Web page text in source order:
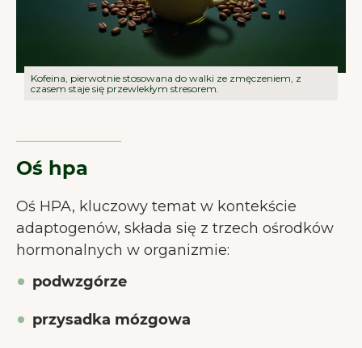
Kofeina, pierwotnie stosowana do walki ze zmęczeniem, z
czasem staje się przewlekłym stresorem.
Oś hpa
Oś HPA, kluczowy temat w kontekście
adaptogenów, składa się z trzech ośrodków
hormonalnych w organizmie:
podwzgórze
przysadka mózgowa
doświadczenie.
Więcej o cookies
Akceptuj wszystkie